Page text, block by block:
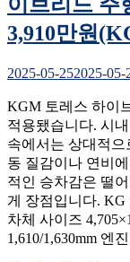
3,910만원
2025-05-252025-05-
KGM 토레스 하이
적용됐습니다. 시
속에서는 상대적
동 질감이나 연비
적인 승차감은 떨
게 장점입니다. KG
차체 사이즈
1,610/1,630mm 엔